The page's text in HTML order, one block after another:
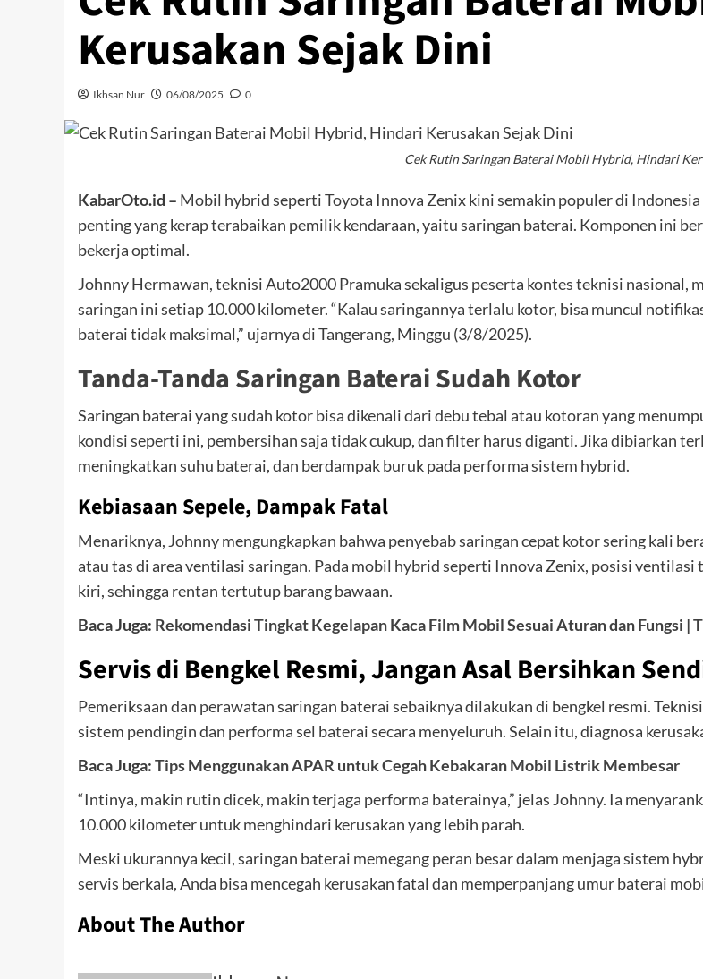
Kerusakan Sejak Dini
Ikhsan Nur 06/08/2025 0
Cek Rutin Saringan Baterai Mobil Hybrid, Hindari
KabarOto.id – Mobil hybrid seperti Toyota Innova Zenix kini semakin populer di
penting yang kerap terabaikan pemilik kendaraan, yaitu saringan baterai. Komponen ini
bekerja optimal.
Johnny Hermawan, teknisi Auto2000 Pramuka sekaligus peserta kontes teknisi nasional,
saringan ini setiap 10.000 kilometer. “Kalau saringannya terlalu kotor, bisa muncul
baterai tidak maksimal,” ujarnya di Tangerang, Minggu (3/8/2025).
Tanda-Tanda Saringan Baterai Sudah Kotor
Saringan baterai yang sudah kotor bisa dikenali dari debu tebal atau kotoran yang
kondisi seperti ini, pembersihan saja tidak cukup, dan filter harus diganti. Jika dibiarkan
meningkatkan suhu baterai, dan berdampak buruk pada performa sistem hybrid.
Kebiasaan Sepele, Dampak Fatal
Menariknya, Johnny mengungkapkan bahwa penyebab saringan cepat kotor sering kali
atau tas di area ventilasi saringan. Pada mobil hybrid seperti Innova Zenix, posisi
kiri, sehingga rentan tertutup barang bawaan.
Baca Juga: Rekomendasi Tingkat Kegelapan Kaca Film Mobil Sesuai Aturan dan Fungsi |
Servis di Bengkel Resmi, Jangan Asal Bersihkan
Pemeriksaan dan perawatan saringan baterai sebaiknya dilakukan di bengkel resmi.
sistem pendingin dan performa sel baterai secara menyeluruh. Selain itu, diagnosa
Baca Juga:Tips Menggunakan APAR untuk Cegah Kebakaran Mobil Listrik Membesar
“Intinya, makin rutin dicek, makin terjaga performa baterainya,” jelas Johnny. Ia
10.000 kilometer untuk menghindari kerusakan yang lebih parah.
Meski ukurannya kecil, saringan baterai memegang peran besar dalam menjaga sistem
servis berkala, Anda bisa mencegah kerusakan fatal dan memperpanjang umur baterai
About The Author